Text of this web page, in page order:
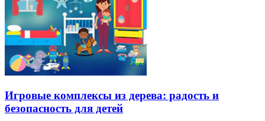
Игровые комплексы из дерева: радость и
безопасность для детей